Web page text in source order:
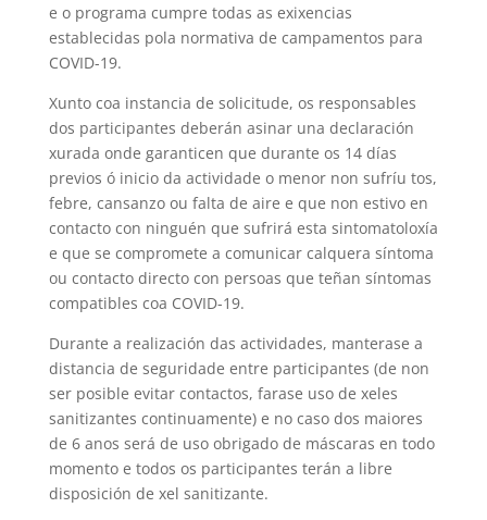
e o programa cumpre todas as exixencias
establecidas pola normativa de campamentos para
COVID-19.
Xunto coa instancia de solicitude, os responsables
dos participantes deberán asinar una declaración
xurada onde garanticen que durante os 14 días
previos ó inicio da actividade o menor non sufríu tos,
febre, cansanzo ou falta de aire e que non estivo en
contacto con ninguén que sufrirá esta sintomatoloxía
e que se compromete a comunicar calquera síntoma
ou contacto directo con persoas que teñan síntomas
compatibles coa COVID-19.
Durante a realización das actividades, manterase a
distancia de seguridade entre participantes (de non
ser posible evitar contactos, farase uso de xeles
sanitizantes continuamente) e no caso dos maiores
de 6 anos será de uso obrigado de máscaras en todo
momento e todos os participantes terán a libre
disposición de xel sanitizante.